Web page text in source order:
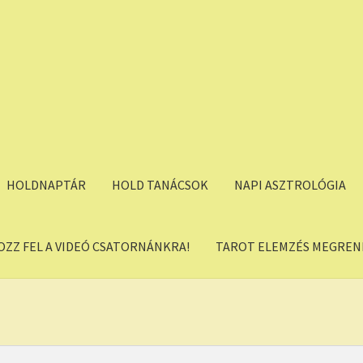
HOLDNAPTÁR HOLD TANÁCSOK NAPI ASZTROLÓGIA
FEL A VIDEÓ CSATORNÁNKRA! TAROT ELEMZÉS